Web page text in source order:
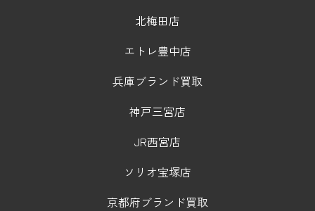
北梅田店
エトレ豊中店
兵庫ブランド買取
神戸三宮店
JR西宮店
ソリオ宝塚店
京都府ブランド買取